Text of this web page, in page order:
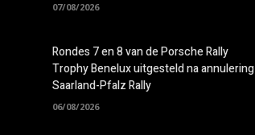
07/08/2026
Rondes 7 en 8 van de Porsche Rally
Trophy Benelux uitgesteld na annulering
Saarland-Pfalz Rally
06/08/2026